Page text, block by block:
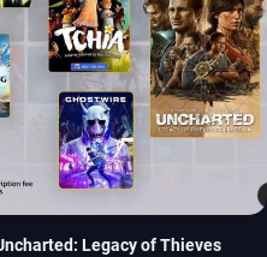
Legacy of Thieves